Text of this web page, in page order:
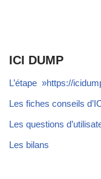
ICI DUMP
L’étape »https://
Les fiches conseils
Les questions
Les bilans